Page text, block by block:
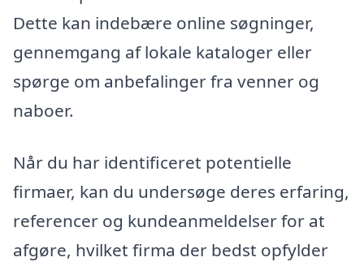
Dette kan indebære online søgninger,
gennemgang af lokale kataloger eller
spørge om anbefalinger fra venner og
naboer.
Når du har identificeret potentielle
firmaer, kan du undersøge deres erfaring,
referencer og kundeanmeldelser for at
afgøre, hvilket firma der bedst opfylder